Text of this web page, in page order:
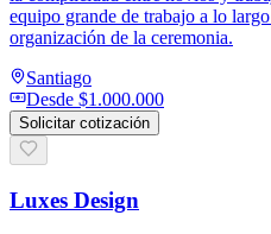
equipo grande de trabajo a lo
organización de la ceremonia.
Santiago
Desde $1.000.000
Solicitar cotización
Luxes Design